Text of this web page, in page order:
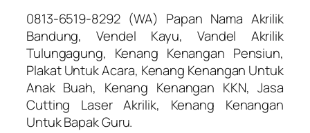
0813-6519-8292 (WA) Papan Nama Akrilik
Bandung, Vendel Kayu, Vandel Akrilik
Tulungagung, Kenang Kenangan Pensiun,
Plakat Untuk Acara, Kenang Kenangan Untuk
Anak Buah, Kenang Kenangan KKN, Jasa
Cutting Laser Akrilik, Kenang Kenangan
Untuk Bapak Guru.